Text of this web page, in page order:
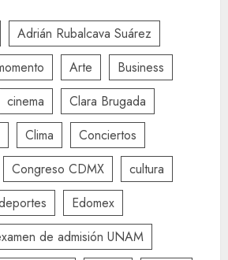
Adrián Rubalcava Suárez
Arte
Business
cinema
Clara Brugada
Clima
Conciertos
Congreso CDMX
cultura
Edomex
de admisión UNAM